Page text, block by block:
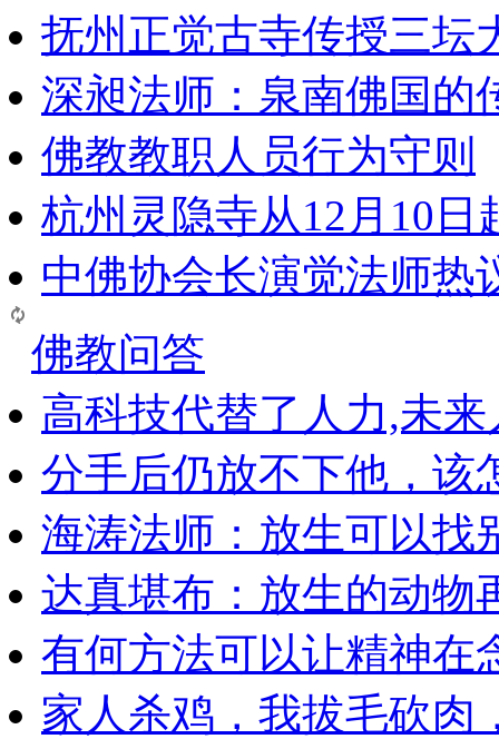
抚州正觉古寺传授三坛
深昶法师：泉南佛国的
佛教教职人员行为守则
杭州灵隐寺从12月10日
中佛协会长演觉法师热
佛教问答
高科技代替了人力,未
分手后仍放不下他，该
海涛法师：放生可以找
达真堪布：放生的动物
有何方法可以让精神在
家人杀鸡，我拔毛砍肉